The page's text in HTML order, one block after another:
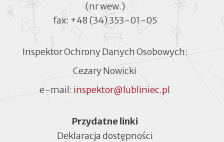
(nr wew.)
fax: +48 (34) 353-01-05
Inspektor Ochrony Danych Osobowych:
Cezary Nowicki
e-mail: inspektor@lubliniec.pl
MenuPrzydatne linki
Deklaracja dostępności